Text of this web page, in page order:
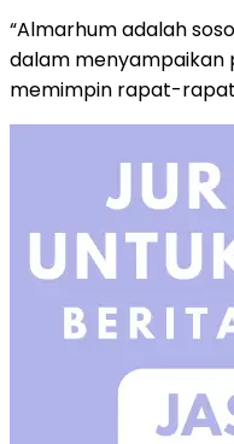
“Almarhum adalah
dalam menyampaikan
memimpin rapat-rapat